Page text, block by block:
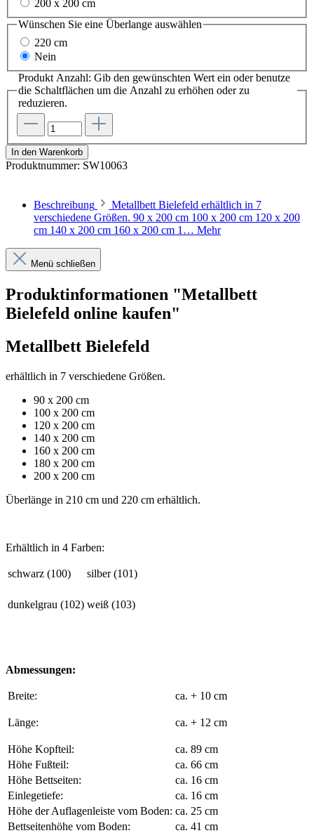
200 x 200 cm
Wünschen Sie eine Überlange auswählen
220 cm
Nein
Produkt Anzahl: Gib den gewünschten Wert ein oder benutze
die Schaltflächen um die Anzahl zu erhöhen oder zu
reduzieren.
In den Warenkorb
Produktnummer: SW10063
Beschreibung
Metallbett Bielefeld erhältlich in 7
verschiedene Größen. 90 x 200 cm 100 x 200 cm 120 x 200
cm 140 x 200 cm 160 x 200 cm 1… Mehr
Menü schließen
Produktinformationen "Metallbett
Bielefeld online kaufen"
Metallbett Bielefeld
erhältlich in 7 verschiedene Größen.
90 x 200 cm
100 x 200 cm
120 x 200 cm
140 x 200 cm
160 x 200 cm
180 x 200 cm
200 x 200 cm
Überlänge in 210 cm und 220 cm erhältlich.
Erhältlich in 4 Farben:
schwarz (100) silber (101)
dunkelgrau (102) weiß (103)
Abmessungen:
Breite: ca. + 10 cm
Länge: ca. + 12 cm
Höhe Kopfteil:
ca. 89 cm
Höhe Fußteil:
ca. 66 cm
Höhe Bettseiten:
ca. 16 cm
Einlegetiefe:
ca. 16 cm
Höhe der Auflagenleiste vom Boden: ca. 25 cm
Bettseitenhöhe vom Boden:
ca. 41 cm